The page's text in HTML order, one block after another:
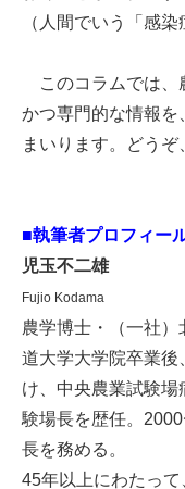
（人間でいう「感染
このコラムでは、
かつ専門的な情報を
まいります。どうぞ
■執筆者プロフィー
児玉不二雄
Fujio Kodama
農学博士・（一社
道大学大学院卒業後
け、中央農業試験
験場長を歴任。
長を務める。
45年以上にわたっ